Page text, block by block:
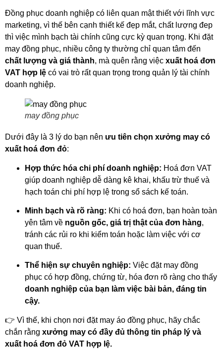
Đồng phục doanh nghiệp có liên quan mật thiết với lĩnh vực
marketing, vì thế bên cạnh thiết kế đẹp mắt, chất lượng đep
thì việc mình bạch tài chính cũng cực kỳ quan trọng. Khi đặt
may đồng phục, nhiều công ty thường chỉ quan tâm đến
chất lượng và giá thành, mà quên rằng việc xuất hoá đơn
VAT hợp lệ có vai trò rất quan trọng trong quản lý tài chính
doanh nghiệp.
may đồng phục
Dưới đây là 3 lý do bạn nên ưu tiên chọn xưởng may có
xuất hoá đơn đỏ:
Hợp thức hóa chi phí doanh nghiệp: Hoá đơn VAT
giúp doanh nghiệp dễ dàng kê khai, khấu trừ thuế và
hạch toán chi phí hợp lệ trong sổ sách kế toán.
Minh bạch và rõ ràng: Khi có hoá đơn, bạn hoàn toàn
yên tâm về nguồn gốc, giá trị thật của đơn hàng,
tránh các rủi ro khi kiểm toán hoặc làm việc với cơ
quan thuế.
Thể hiện sự chuyên nghiệp: Việc đặt may đồng
phục có hợp đồng, chứng từ, hóa đơn rõ ràng cho thấy
doanh nghiệp của bạn làm việc bài bản, đáng tin
cậy.
👉 Vì thế, khi chọn nơi đặt may áo đồng phục, hãy chắc
chắn rằng xưởng may có đầy đủ thông tin pháp lý và
xuất hoá đơn đỏ VAT hợp lệ.